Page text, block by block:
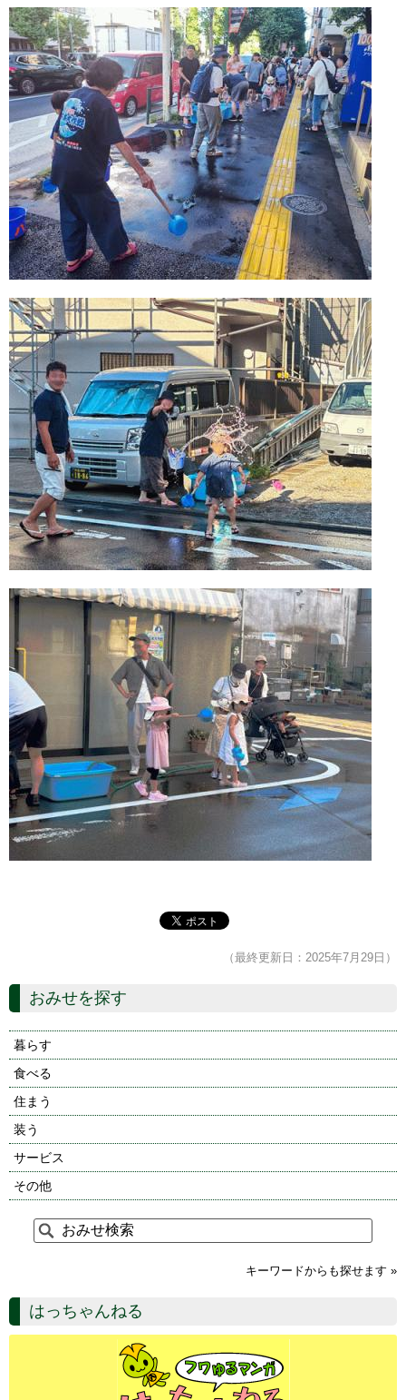
（最終更新日：2025年7月29日）
おみせを探す
暮らす
食べる
住まう
装う
サービス
その他
キーワードからも探せます »
はっちゃんねる